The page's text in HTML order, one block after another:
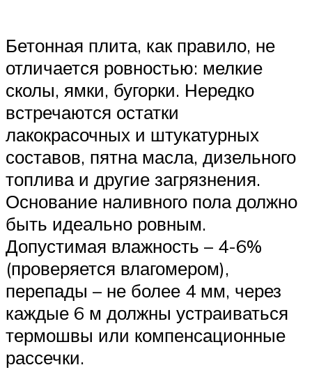
Бетонная плита, как правило, не
отличается ровностью: мелкие
сколы, ямки, бугорки. Нередко
встречаются остатки
лакокрасочных и штукатурных
составов, пятна масла, дизельного
топлива и другие загрязнения.
Основание наливного пола должно
быть идеально ровным.
Допустимая влажность – 4-6%
(проверяется влагомером),
перепады – не более 4 мм, через
каждые 6 м должны устраиваться
термошвы или компенсационные
рассечки.